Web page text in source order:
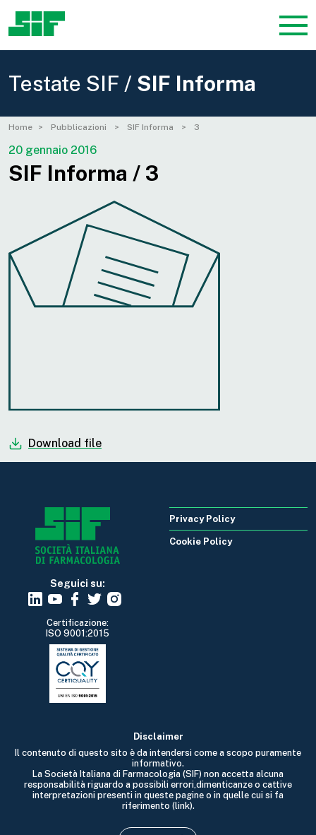
Testate SIF / SIF Informa
Home Pubblicazioni SIF Informa 3
20 gennaio 2016
SIF Informa / 3
Download file
Seguici su:
Certificazione:
ISO 9001:2015
Disclaimer
Il contenuto di questo sito è da intendersi come a scopo puramente
informativo.
La Società Italiana di Farmacologia (SIF) non accetta alcuna
responsabilità riguardo a possibili errori,dimenticanze o cattive
interpretazioni presenti in queste pagine o in quelle cui si fa
riferimento (link).
Privacy Policy
Cookie Policy